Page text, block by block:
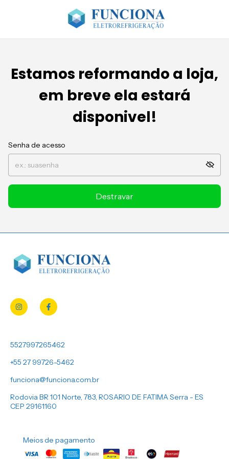
Estamos reformando a loja,
em breve ela estará
disponivel!
Senha de acesso
Destravar
5527997265462
+55 27 99726-5462
funciona@funciona.com.br
Rodovia BR 101 Norte, 783, ROSARIO DE FATIMA Serra - ES
CEP 29161160
Meios de pagamento